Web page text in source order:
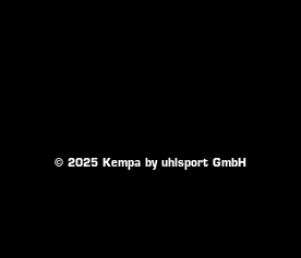
© 2025 Kempa by uhlsport GmbH